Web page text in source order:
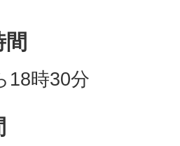
18時30分